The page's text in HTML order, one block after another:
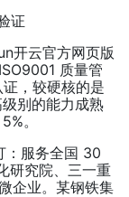
证
开云官方网页版
质量管
，较硬核的是
别的能力成熟
。
：服务全国 30
研究院、三一重
企业。某钢铁集